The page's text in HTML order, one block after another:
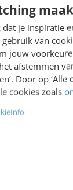
dat je inspiratie
gebruik van
jouw
afstemmen
Door op
cookies zoals
voor de
mogelijk
eerste